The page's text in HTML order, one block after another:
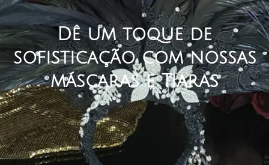
Dê um toque de
sofisticação com nossas
máscaras e Tiaras